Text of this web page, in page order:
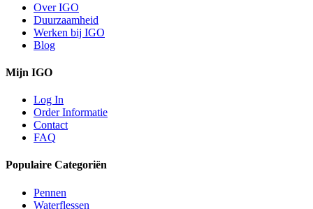
Over IGO
Duurzaamheid
Werken bij IGO
Blog
Mijn IGO
Log In
Order Informatie
Contact
FAQ
Populaire Categoriën
Pennen
Waterflessen